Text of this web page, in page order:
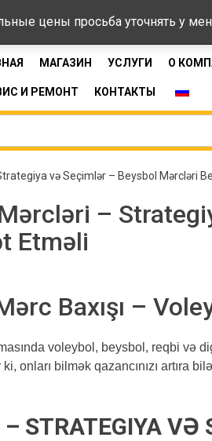
Время
МАГАЗИН УСЛУГИ О
И РЕМОНТ КОНТАКТЫ
və Seçimlər – Beysbol Mərcləri
–
Etməli
Baxışı –
voleybol, beysbol, reqbi və
onları bilmək qazancınızı artıra
STRATEGIYA VƏ
цены просьба уточнять у